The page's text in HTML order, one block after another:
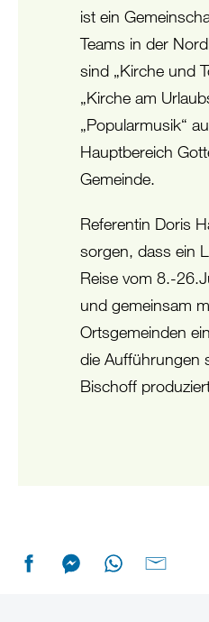
ist ein
Teams in der
sind „Kirche und
„Kirche am
„Popularmusik“
Hauptbereich
Gemeinde.
Referentin Doris
sorgen, dass ein
Reise vom 8.-
und gemeinsam
Ortsgemeinden
die Aufführungen
Bischoff